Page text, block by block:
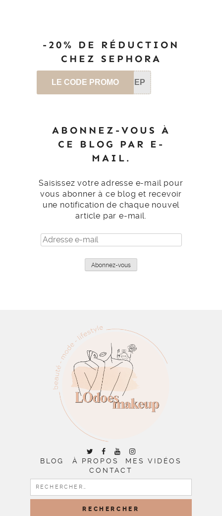
-20% DE RÉDUCTION
CHEZ SEPHORA
LE CODE PROMO SEP
ABONNEZ-VOUS À
CE BLOG PAR E-
MAIL.
Saisissez votre adresse e-mail pour
vous abonner à ce blog et recevoir
une notification de chaque nouvel
article par e-mail.
Adresse
e-
Abonnez-vous
BLOG À PROPOS
MES VIDÉOS
CONTACT
RECHERCHER :